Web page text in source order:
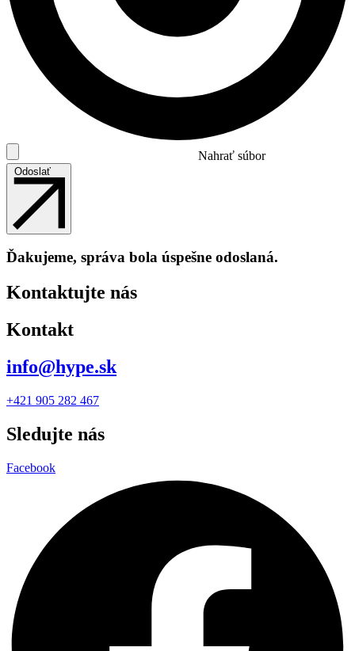
Nahrať súbor
Odoslať
Ďakujeme, správa bola úspešne odoslaná.
Kontaktujte nás
Kontakt
info@hype.sk
+421 905 282 467
Sledujte nás
Facebook